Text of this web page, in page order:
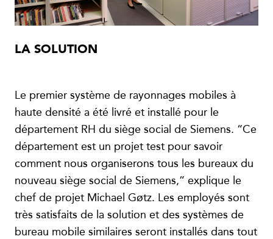
LA SOLUTION
Le premier système de rayonnages mobiles à
haute densité a été livré et installé pour le
département RH du siège social de Siemens. “Ce
département est un projet test pour savoir
comment nous organiserons tous les bureaux du
nouveau siège social de Siemens,” explique le
chef de projet Michael Gøtz. Les employés sont
très satisfaits de la solution et des systèmes de
bureau mobile similaires seront installés dans tout